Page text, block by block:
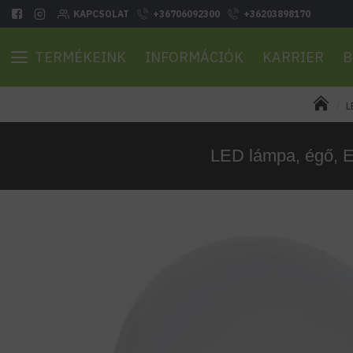
KAPCSOLAT +36706092300 +36203898170
TERMÉKEINK INFORMÁCIÓK KARRIER
LED lámpa, égő,